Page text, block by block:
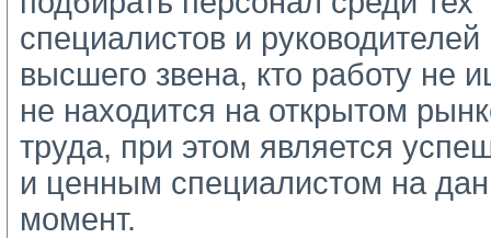
специалистов и руководителей
высшего звена, кто работу не
не находится на открытом
труда, при этом является
и ценным специалистом на
момент.